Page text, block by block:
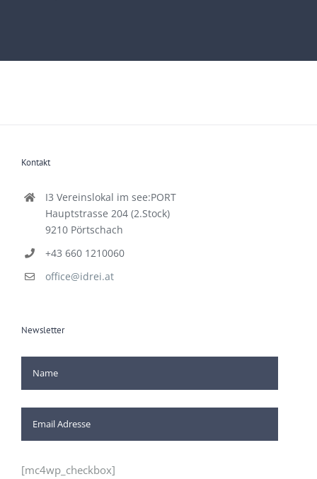
Kontakt
I3 Vereinslokal im see:PORT
Hauptstrasse 204 (2.Stock)
9210 Pörtschach
+43 660 1210060
office@idrei.at
Newsletter
[mc4wp_checkbox]